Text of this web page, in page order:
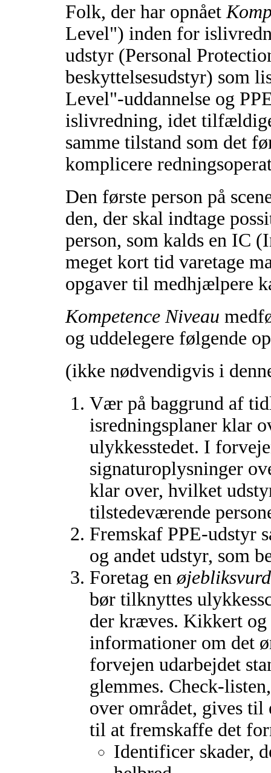
Folk, der har opnået
Level") inden for
udstyr (Personal
beskyttelsesudstyr) som
Level"-uddannelse og
islivredning, idet
samme tilstand som det
komplicere
Den første person på
den, der skal indtage
person, som kalds en IC
meget kort tid varetage
opgaver til medhjælpere
Kompetence Niveau
og uddelegere følgende
(ikke nødvendigvis i
Vær på baggrund af
isredningsplaner klar
ulykkesstedet. I
signaturoplysninger
klar over, hvilket
tilstedeværende
Fremskaf PPE-udstyr
og andet udstyr, som
Foretag en
bør tilknyttes
der kræves. Kikkert
informationer om det
forvejen udarbejdet
glemmes. Check-
over området, gives
til at fremskaffe det
Identificer skader,